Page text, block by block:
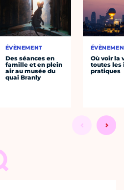
ÉVÈNEMENT
Des séances en
famille et en plein
air au musée du
quai Branly
Où voir la
toutes les
pratiques